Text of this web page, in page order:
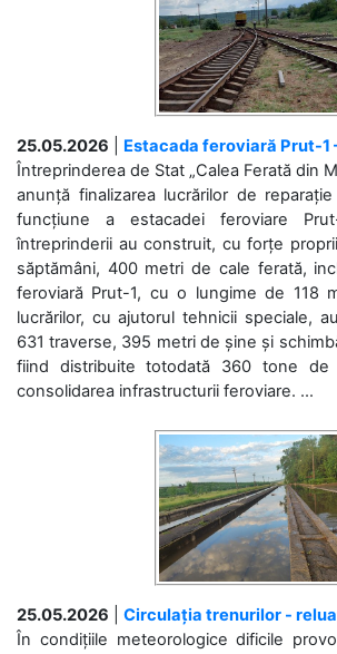
25.05.2026
Estacada feroviară Prut-1
Întreprinderea de Stat „Calea Ferată din
anunță finalizarea lucrărilor de
funcțiune a estacadei feroviare
întreprinderii au construit, cu forțe
săptămâni, 400 metri de cale ferată,
feroviară Prut-1, cu o lungime de 118
lucrărilor, cu ajutorul tehnicii speciale,
631 traverse, 395 metri de șine și
fiind distribuite totodată 360 tone de
consolidarea infrastructurii feroviare. ...
25.05.2026
Circulația trenurilor -
În condițiile meteorologice dificile